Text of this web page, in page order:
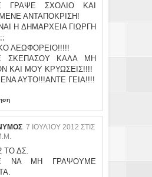
ΓΡΑΨΕ ΣΧΟΛΙΟ ΚΑΙ
ΑΝΤΑΠΟΚΡΙΣΗ!
Η ΔΗΜΑΡΧΕΙΑ ΓΙΩΡΓΗ
ΛΕΩΦΟΡΕΙΟ!!!!!
ΣΚΕΠΑΣΟΥ ΚΑΛΑ ΜΗ
ΚΑΙ ΜΟΥ ΚΡΥΩΣΕΙΣ!!!!
ΑΥΤΟ!!!ΑΝΤΕ ΓΕΙΑ!!!!
7 ΙΟΥΛΊΟΥ 2012 ΣΤΙΣ
ΤΟ ΔΣ.
ΝΑ ΜΗ ΓΡΑΨΟΥΜΕ